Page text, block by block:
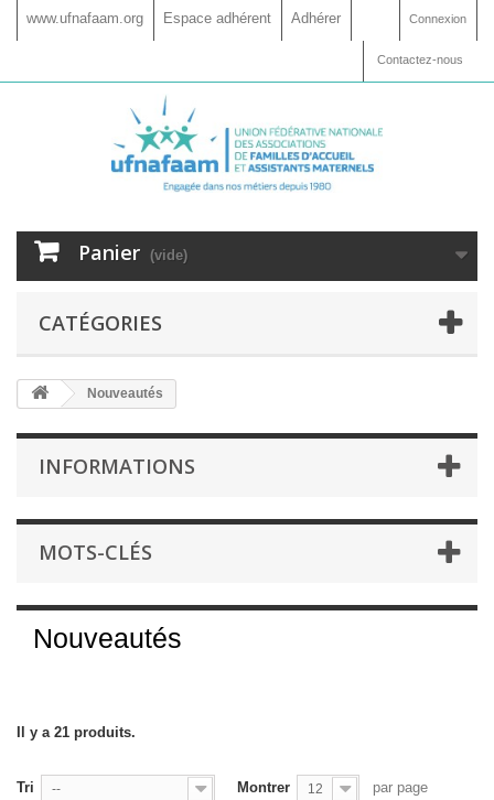
www.ufnafaam.org Espace adhérent Adhérer Connexion
Contactez-nous
Panier (vide)
CATÉGORIES
Nouveautés
INFORMATIONS
MOTS-CLÉS
Nouveautés
Il y a 21 produits.
Tri -- Montrer 12 par page